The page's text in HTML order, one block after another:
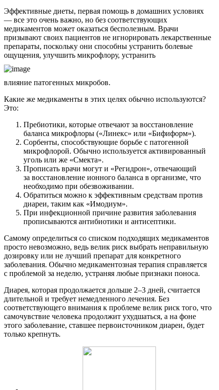
Эффективные диеты, первая помощь в домашних условиях
— все это очень важно, но без соответствующих
медикаментов может оказаться бесполезным. Врачи
призывают своих пациентов не игнорировать лекарственные
препараты, поскольку они способны устранить болевые
ощущения, улучшить микрофлору, устранить
влияние патогенных микробов.
Какие же медикаменты в этих целях обычно используются?
Это:
Пребиотики, которые отвечают за восстановление
баланса микрофлоры («Линекс» или «Бифиформ»).
Сорбенты, способствующие борьбе с патогенной
микрофлорой. Обычно используется активированный
уголь или же «Смекта».
Прописать врачи могут и «Регидрон», отвечающий
за восстановление ионного баланса в организме, что
необходимо при обезвоживании.
Обратиться можно к эффективным средствам против
диареи, таким как «Имодиум».
При инфекционной причине развития заболевания
прописываются антибиотики и антисептики.
Самому определиться со списком подходящих медикаментов
просто невозможно, ведь велик риск выбрать неправильную
дозировку или не лучший препарат для конкретного
заболевания. Обычно медикаментозная терапия справляется
с проблемой за неделю, устраняя любые признаки поноса.
Диарея, которая продолжается дольше 2–3 дней, считается
длительной и требует немедленного лечения. Без
соответствующего внимания к проблеме велик риск того, что
самочувствие человека продолжит ухудшаться, а на фоне
этого заболевание, ставшее первоисточником диареи, будет
только крепнуть.